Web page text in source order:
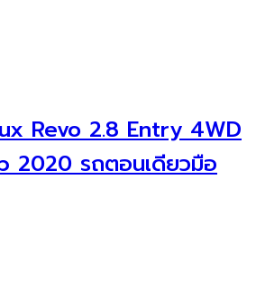
Revo 2.8 Entry 4WD
2020 รถตอนเดียวมือ